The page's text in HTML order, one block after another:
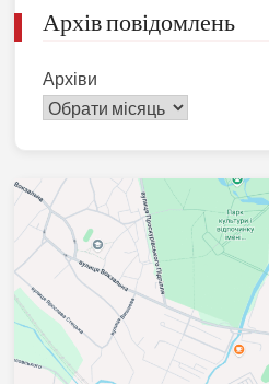
Архів повідомлень
Архіви